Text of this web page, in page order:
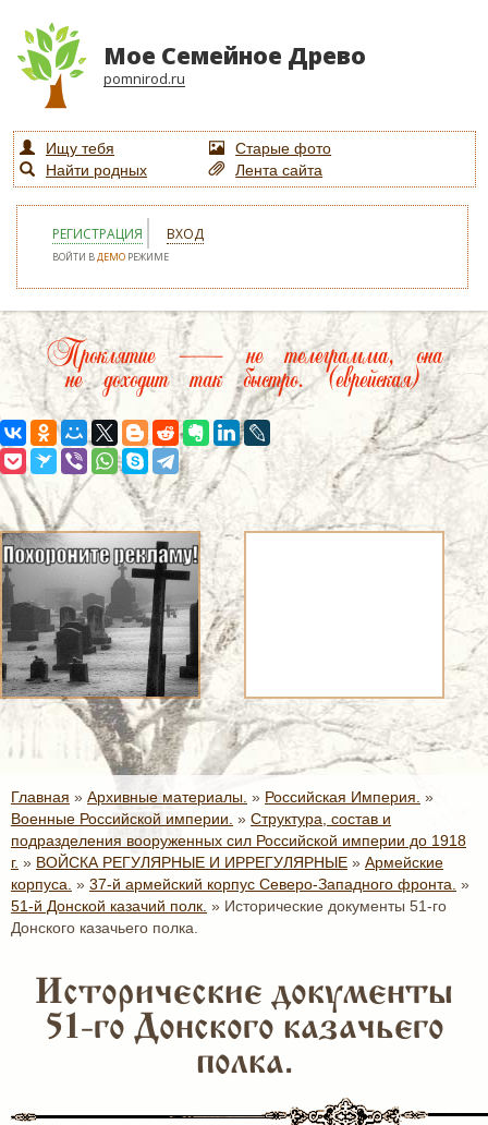
Мое Семейное Древо
pomnirod.ru
Ищу тебя
Старые фото
Найти родных
Лента сайта
РЕГИСТРАЦИЯ ВХОД
ВОЙТИ ВДЕМО РЕЖИМЕ
Проклятие — не телеграмма, она
не доходит так быстро. (еврейская)
Главная » Архивные материалы. » Российская Империя. »
Военные Российской империи. » Структура, состав и
подразделения вооруженных сил Российской империи до 1918
г. » ВОЙСКА РЕГУЛЯРНЫЕ И ИРРЕГУЛЯРНЫЕ » Армейские
корпуса. » 37-й армейский корпус Северо-Западного фронта. »
51-й Донской казачий полк. » Исторические документы 51-го
Донского казачьего полка.
Исторические документы
51-го Донского казачьего
полка.